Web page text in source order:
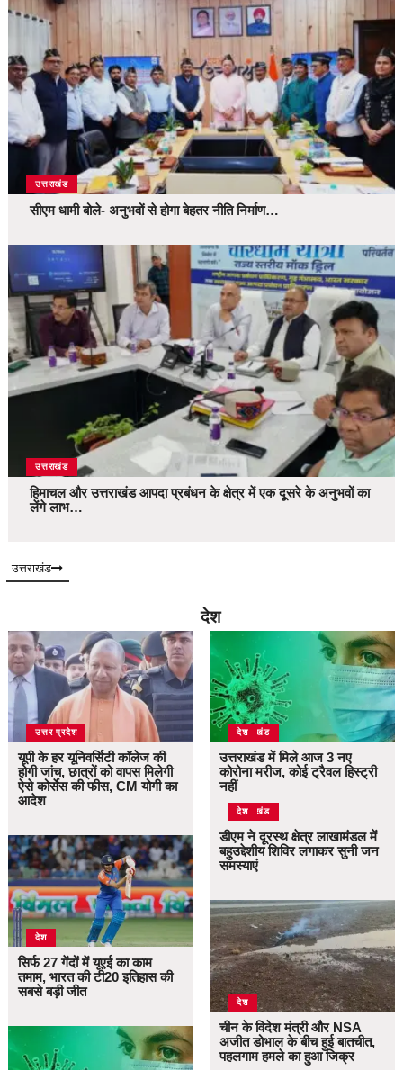
उत्तराखंड
सीएम धामी बोले- अनुभवों से होगा बेहतर नीति निर्माण…
उत्तराखंड
हिमाचल और उत्तराखंड आपदा प्रबंधन के क्षेत्र में एक दूसरे के अनुभवों का
लेंगे लाभ…
उत्तराखंड
देश
उत्तर प्रदेश
यूपी के हर यूनिवर्सिटी कॉलेज की
होगी जांच, छात्रों को वापस मिलेगी
ऐसे कोर्सेस की फीस, CM योगी का
आदेश
देश
सिर्फ 27 गेंदों में यूएई का काम
तमाम, भारत की टी20 इतिहास की
सबसे बड़ी जीत
उत्तराखंड
देश
उत्तराखंड में मिले आज 3 नए
कोरोना मरीज, कोई ट्रैवल हिस्ट्री
नहीं
उत्तराखंड
देश
डीएम ने दूरस्थ क्षेत्र लाखामंडल में
बहुउद्देशीय शिविर लगाकर सुनी जन
समस्याएं
देश
चीन के विदेश मंत्री और NSA
अजीत डोभाल के बीच हुई बातचीत,
पहलगाम हमले का हुआ जिक्र